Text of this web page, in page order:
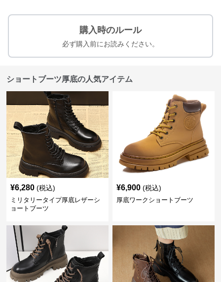
購入時のルール
必ず購入前にお読みください。
ショートブーツ厚底の人気アイテム
¥6,280 (税込)
ミリタリータイプ厚底レザーシ
ョートブーツ
¥6,900 (税込)
厚底ワークショートブーツ